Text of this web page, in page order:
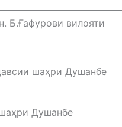
Б.Ғафурови вилояти
шаҳри Душанбе
Душанбе